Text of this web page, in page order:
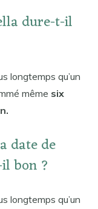
dure-t-il
longtemps qu’un
même six
date de
bon ?
longtemps qu’un